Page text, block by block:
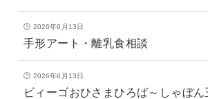
2026年6月13日
手形アート・離乳食相談
2026年6月13日
ビィーゴおひさまひろば～しゃぼん